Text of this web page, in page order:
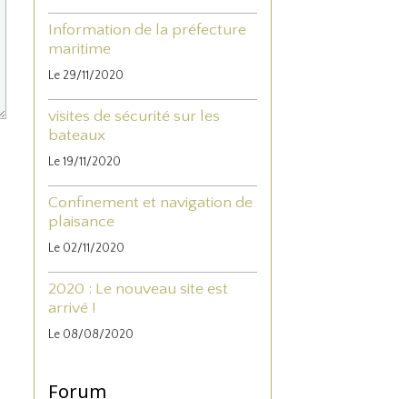
Information de la préfecture
maritime
Le 29/11/2020
visites de sécurité sur les
bateaux
Le 19/11/2020
Confinement et navigation de
plaisance
Le 02/11/2020
2020 : Le nouveau site est
arrivé !
Le 08/08/2020
Forum